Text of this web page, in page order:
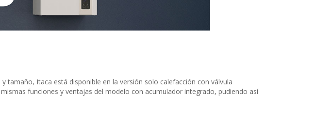
tamaño, Itaca está disponible en la versión solo calefacción con válvula
funciones y ventajas del modelo con acumulador integrado, pudiendo así